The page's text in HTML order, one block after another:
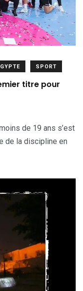
SPORT
titre pour
de 19 ans s’est
de la discipline en